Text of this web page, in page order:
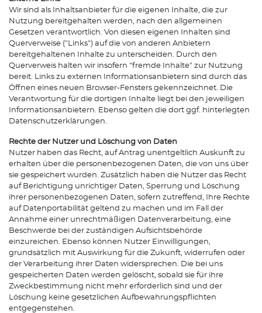
Wir sind als Inhaltsanbieter für die eigenen Inhalte, die zur
Nutzung bereitgehalten werden, nach den allgemeinen
Gesetzen verantwortlich. Von diesen eigenen Inhalten sind
Querverweise ("Links") auf die von anderen Anbietern
bereitgehaltenen Inhalte zu unterscheiden. Durch den
Querverweis halten wir insofern "fremde Inhalte" zur Nutzung
bereit. Links zu externen Informationsanbietern sind durch das
Öffnen eines neuen Browser-Fensters gekennzeichnet. Die
Verantwortung für die dortigen Inhalte liegt bei den jeweiligen
Informationsanbietern. Ebenso gelten die dort ggf. hinterlegten
Datenschutzerklärungen.
Rechte der Nutzer und Löschung von Daten
Nutzer haben das Recht, auf Antrag unentgeltlich Auskunft zu
erhalten über die personenbezogenen Daten, die von uns über
sie gespeichert wurden. Zusätzlich haben die Nutzer das Recht
auf Berichtigung unrichtiger Daten, Sperrung und Löschung
ihrer personenbezogenen Daten, sofern zutreffend, Ihre Rechte
auf Datenportabilität geltend zu machen und im Fall der
Annahme einer unrechtmäßigen Datenverarbeitung, eine
Beschwerde bei der zuständigen Aufsichtsbehörde
einzureichen. Ebenso können Nutzer Einwilligungen,
grundsätzlich mit Auswirkung für die Zukunft, widerrufen oder
der Verarbeitung ihrer Daten widersprechen. Die bei uns
gespeicherten Daten werden gelöscht, sobald sie für ihre
Zweckbestimmung nicht mehr erforderlich sind und der
Löschung keine gesetzlichen Aufbewahrungspflichten
entgegenstehen.